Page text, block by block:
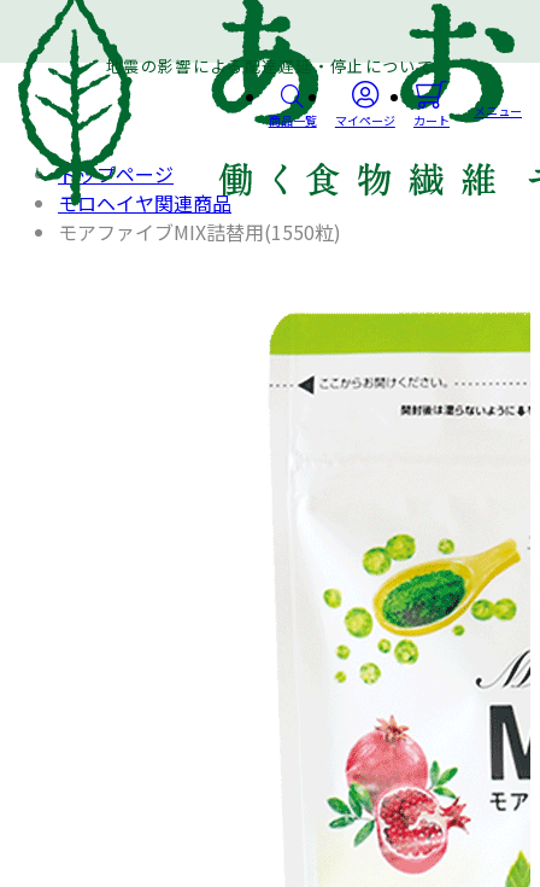
地震の影響による配達遅延・停止について
商品一覧 マイページ カート
メニュー
トップページ
モロヘイヤ関連商品
モアファイブMIX詰替用(1550粒)